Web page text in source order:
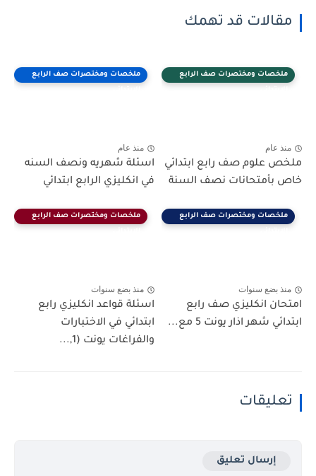
مقالات قد تهمك
ملخصات ومختصرات صف الرابع
منذ عام
ملخص علوم صف رابع ابتدائي
خاص بأمتحانات نصف السنة
ملخصات ومختصرات صف الرابع
منذ عام
اسئلة شهريه ونصف السنه
في انكليزي الرابع ابتدائي
ملخصات ومختصرات صف الرابع
منذ بضع سنوات
امتحان انكليزي صف رابع
ابتدائي شهر اذار يونت 5 مع...
ملخصات ومختصرات صف الرابع
منذ بضع سنوات
اسئلة قواعد انكليزي رابع
ابتدائي في الاختبارات
والفراغات يونت (1,...
تعليقات
إرسال تعليق